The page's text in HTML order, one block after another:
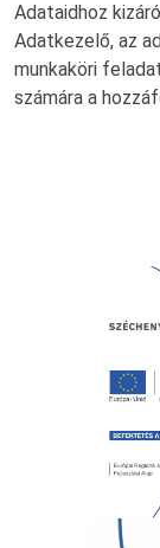
Adataidhoz
Adatkezelő, az
munkaköri
számára a